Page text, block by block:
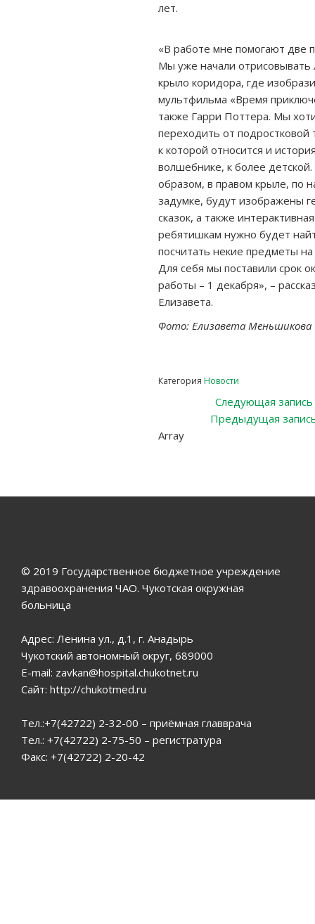
лет.
«В работе мне помогают две
Мы уже начали отрисовывать
крыло коридора, где
мультфильма «Время
также Гарри Поттера. Мы
переходить от подростковой
к которой относится и
волшебнике, к более
образом, в правом крыле, по
задумке, будут изображены
сказок, а также
ребятишкам нужно будет
посчитать некие предметы на
Для себя мы поставили срок
работы – 1 декабря», –
Елизавета.
Фото: Елизавета Меньшикова
Категория Новости
Навигация
по
Следующая запись
Предыдущая
Array
© 2019 Государственное бюджетное учреждение
здравоохранения ЧАО. Чукотская окружная
больница
Адрес: Ленина ул., д.1, г. Анадырь
Чукотский автономный округ, 689000
E-mail: zavkan@hospital.chukotnet.ru
Сайт: http://chukotmed.ru
Тел.:+7(42722) 2-32-00 – приёмная главврача
Тел.: +7(42722) 2-75-50 – регистратура
Факс: +7(42722) 2-20-42